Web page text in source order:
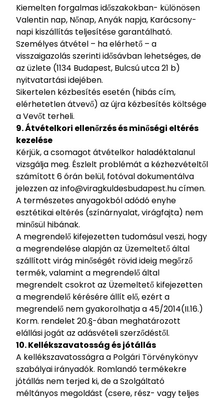
Kiemelten forgalmas időszakokban- különösen
Valentin nap, Nőnap, Anyák napja, Karácsony-
napi kiszállítás teljesítése garantálható.
Személyes átvétel – ha elérhető – a
visszaigazolás szerinti idősávban lehetséges, de
az üzlete (1134 Budapest, Bulcsú utca 21 b)
nyitvatartási idejében.
Sikertelen kézbesítés esetén (hibás cím,
elérhetetlen átvevő) az újra kézbesítés költsége
a Vevőt terheli.
9. Átvételkori ellenőrzés és minőségi eltérés
kezelése
Kérjük, a csomagot átvételkor haladéktalanul
vizsgálja meg. Észlelt problémát a kézhezvételtől
számított 6 órán belül, fotóval dokumentálva
jelezzen az info@viragkuldesbudapest.hucímen.
A természetes anyagokból adódó enyhe
esztétikai eltérés (színárnyalat, virágfajta) nem
minősül hibának.
A megrendelő kifejezetten tudomásul veszi, hogy
a megrendelése alapján az Üzemeltető által
szállított virág minőségét rövid ideig megőrző
termék, valamint a megrendelő által
megrendelt csokrot az Üzemeltető kifejezetten
a megrendelő kérésére állít elő, ezért a
megrendelő nem gyakorolhatja a 45/2014(II.16.)
Korm. rendelet 20.§-ában meghatározott
elállási jogát az adásvételi szerződéstől.
10. Kellékszavatosság és jótállás
A kellékszavatosságra a Polgári Törvénykönyv
szabályai irányadók. Romlandó termékekre
jótállás nem terjed ki, de a Szolgáltató
méltányos megoldást (csere, rész- vagy teljes